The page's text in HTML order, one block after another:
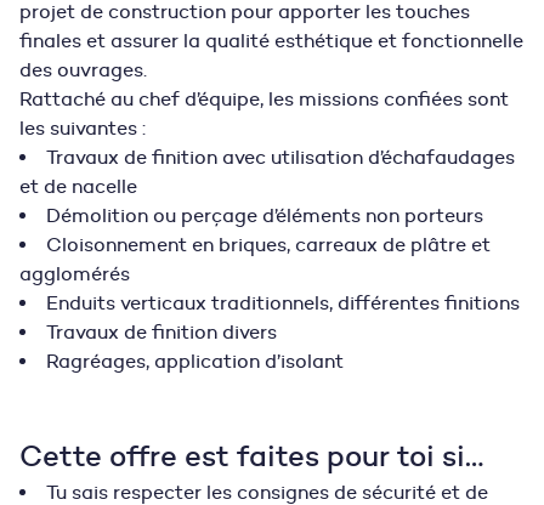
projet de construction pour apporter les touches
finales et assurer la qualité esthétique et fonctionnelle
des ouvrages.
Rattaché au chef d’équipe, les missions confiées sont
les suivantes :
Travaux de finition avec utilisation d’échafaudages
et de nacelle
Démolition ou perçage d’éléments non porteurs
Cloisonnement en briques, carreaux de plâtre et
agglomérés
Enduits verticaux traditionnels, différentes finitions
Travaux de finition divers
Ragréages, application d’isolant
Cette offre est faites pour toi si…
Tu sais respecter les consignes de sécurité et de